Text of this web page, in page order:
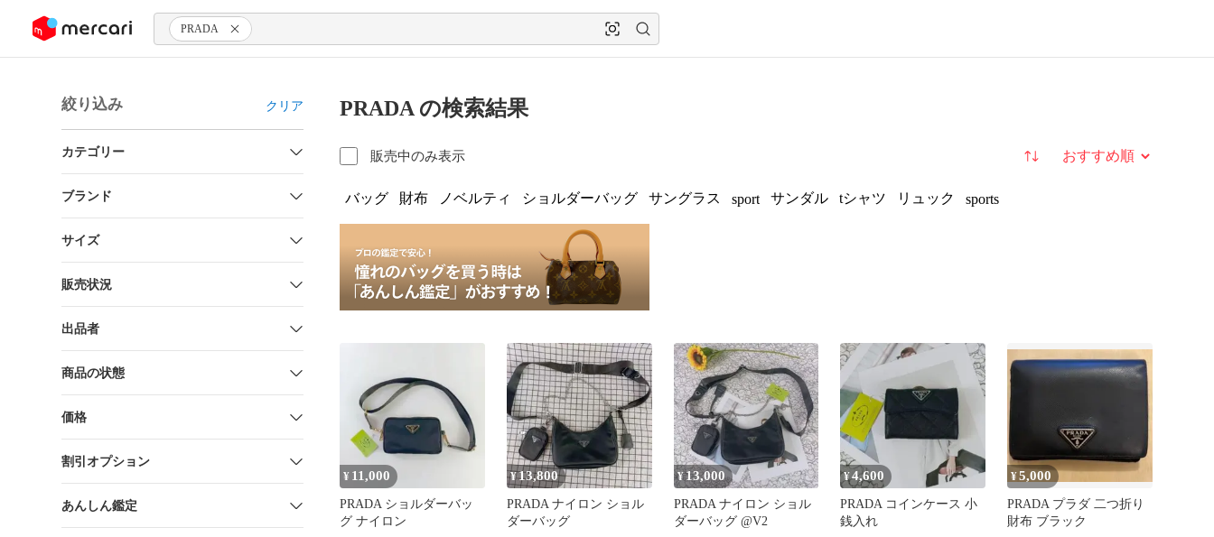
ツにスキップ PRADA
絞り込み クリア
カテゴリー
ブランド
サイズ
販売状況
出品者
商品の状態
価格
割引オプション
あんしん鑑定
PRADA の検索結果
販売中のみ表示 並び替え
バッグ 財布 ノベルティ ショルダーバッグ サングラス sport サンダル tシャツ リュック sports
¥ 11,000
PRADA ショルダーバッ
グ ナイロン
¥13,800
PRADA ナイロン ショル
ダーバッグ
¥13,000
PRADA ナイロン ショル
ダーバッグ @V2
¥4,600
PRADA コインケース 小
銭入れ
¥5,000
PRADA プラダ 二つ折り
財布 ブラック